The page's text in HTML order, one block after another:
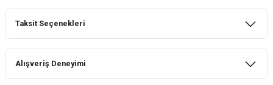
Taksit Seçenekleri
Alışveriş Deneyimi